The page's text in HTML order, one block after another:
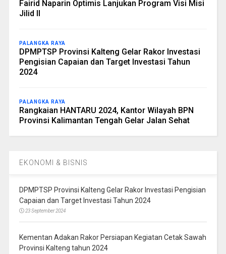
Fairid Naparin Optimis Lanjukan Program Visi Misi
Jilid II
PALANGKA RAYA
DPMPTSP Provinsi Kalteng Gelar Rakor Investasi
Pengisian Capaian dan Target Investasi Tahun
2024
PALANGKA RAYA
Rangkaian HANTARU 2024, Kantor Wilayah BPN
Provinsi Kalimantan Tengah Gelar Jalan Sehat
EKONOMI & BISNIS
DPMPTSP Provinsi Kalteng Gelar Rakor Investasi Pengisian
Capaian dan Target Investasi Tahun 2024
23 September 2024
Kementan Adakan Rakor Persiapan Kegiatan Cetak Sawah
Provinsi Kalteng tahun 2024